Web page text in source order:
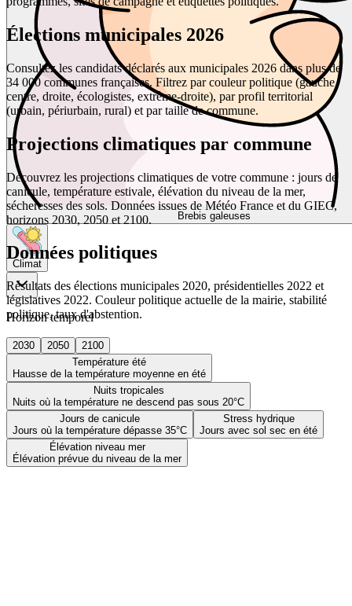
Brebis galeuses
Climat
Horizon temporel
2030 2050
2100
Température été
Hausse de la température moyenne en été
Nuits tropicales
Nuits où la température ne descend pas sous 20°C
Jours de canicule
Jours où la température dépasse 35°C
Stress hydrique
Jours avec sol sec en été
Élévation niveau mer
Élévation prévue du niveau de la mer
Élections municipales 2026
Consultez les candidats déclarés aux municipales 2026 dans plus de
34 000 communes françaises. Filtrez par couleur politique (gauche,
centre, droite, écologistes, extrême-droite), par profil territorial
(urbain, périurbain, rural) et par taille de commune.
Projections climatiques par commune
Découvrez les projections climatiques de votre commune : jours de
canicule, température estivale, élévation du niveau de la mer,
sécheresses des sols. Données issues de Météo France et du GIEC,
horizons 2030, 2050 et 2100.
Données politiques
Résultats des élections municipales 2020, présidentielles 2022 et
législatives 2022. Couleur politique actuelle de la mairie, stabilité
politique, taux d'abstention.